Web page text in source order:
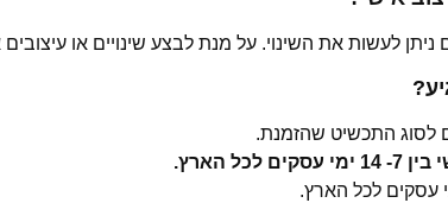
ניתן לעשות את השינוי. על מנת לבצע שינויים או
לסוג התכשיט שהזמנת.
הארץ.